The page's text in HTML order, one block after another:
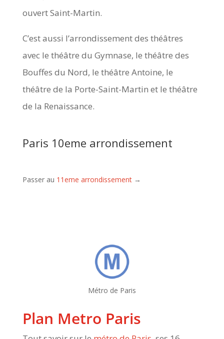
ouvert Saint-Martin.
C’est aussi l’arrondissement des théâtres
avec le théâtre du Gymnase, le théâtre des
Bouffes du Nord, le théâtre Antoine, le
théâtre de la Porte-Saint-Martin et le théâtre
de la Renaissance.
Paris 10eme arrondissement
Passer au 11eme arrondissement→
Métro de Paris
Plan Metro Paris